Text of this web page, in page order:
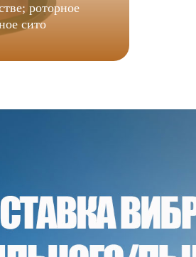
роторное
сито